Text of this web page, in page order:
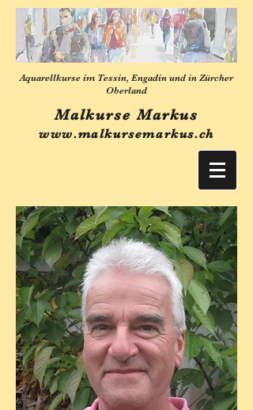
Aquarellkurse im Tessin, Engadin und in Zürcher
Oberland
Malkurse Markus
www.malkursemarkus.ch